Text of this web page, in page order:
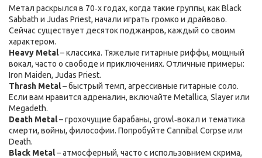
Метал раскрылся в 70‑х годах, когда такие группы, как Black
Sabbath и Judas Priest, начали играть громко и драйвово.
Сейчас существует десяток поджанров, каждый со своим
характером.
Heavy Metal– классика. Тяжелые гитарные риффы, мощный
вокал, часто о свободе и приключениях. Отличные примеры:
Iron Maiden, Judas Priest.
Thrash Metal– быстрый темп, агрессивные гитарные соло.
Если вам нравится адреналин, включайте Metallica, Slayer или
Megadeth.
Death Metal– грохочущие барабаны, growl‑вокал и тематика
смерти, войны, философии. Попробуйте Cannibal Corpse или
Death.
Black Metal– атмосферный, часто с использовнием скрима,